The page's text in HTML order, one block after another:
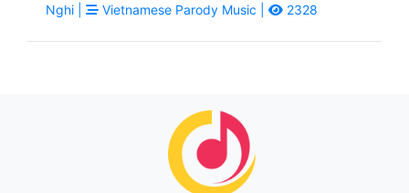
Nghi |
Vietnamese Parody Music | 2328